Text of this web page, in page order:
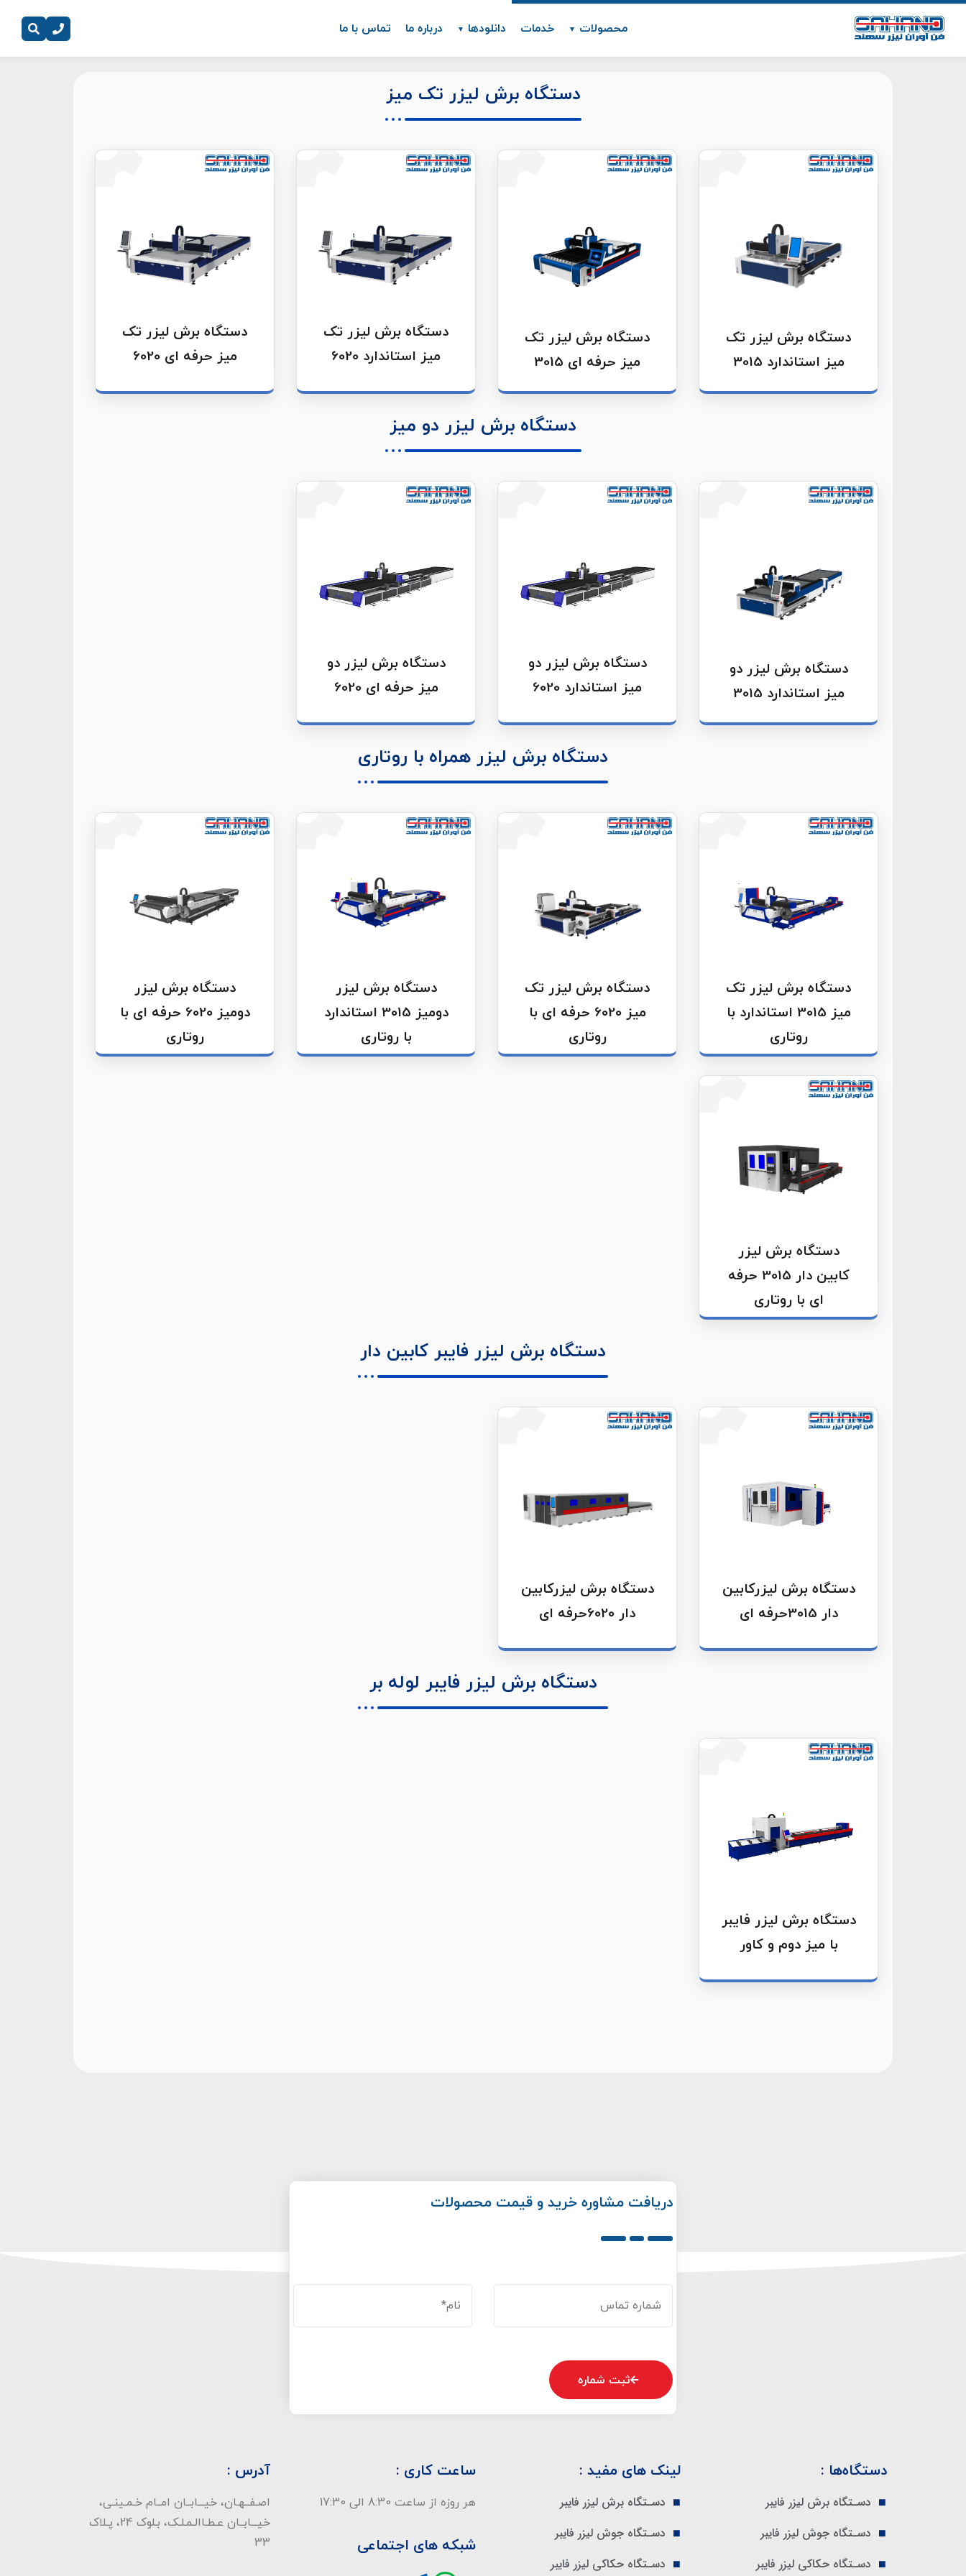
محصولات خدمات دانلودها درباره ما تماس با ما
دستگاه برش لیزر تک میز
دستگاه برش لیزر تک
میز استاندارد 3015
دستگاه برش لیزر تک
میز حرفه ای 3015
دستگاه برش لیزر تک
میز استاندارد 6020
دستگاه برش لیزر تک
میز حرفه ای 6020
دستگاه برش لیزر دو میز
دستگاه برش لیزر دو
میز استاندارد 3015
دستگاه برش لیزر دو
میز استاندارد 6020
دستگاه برش لیزر دو
میز حرفه ای 6020
دستگاه برش لیزر همراه با روتاری
دستگاه برش لیزر تک
میز 3015 استاندارد با
روتاری
دستگاه برش لیزر تک
میز 6020 حرفه ای با
روتاری
دستگاه برش لیزر
دومیز 3015 استاندارد
با روتاری
دستگاه برش لیزر
دومیز 6020 حرفه ای با
روتاری
دستگاه برش لیزر
کابین دار 3015 حرفه
ای با روتاری
دستگاه برش لیزر فایبر کابین دار
دستگاه برش لیزرکابین
دار 3015حرفه ای
دستگاه برش لیزرکابین
دار 6020حرفه ای
دستگاه برش لیزر فایبر لوله بر
دستگاه برش لیزر فایبر
با میز دوم و کاور
دریافت مشاوره خرید و قیمت محصولات
ثبت شماره
دستگاه‌ها :
دسـتگاه برش لیزر فایبر
دسـتگاه جوش لیزر فایبر
دسـتگاه حکاکی لیزر فایبر
لینک های مفید :
دسـتگاه برش لیزر فایبر
دسـتگاه جوش لیزر فایبر
دسـتگاه حکاکی لیزر فایبر
ساعت کاری :
هر روزه از ساعت 8:30 الی 17:30
شبکه های اجتماعی
آدرس :
اصـفــهـان، خیـــابــان امــام خـمـینـی،
خیـــابــان عـطـاالـمـلـک، بـلوک 24، پـلاک
33